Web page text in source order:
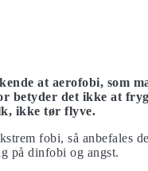
at aerofobi, som
betyder det ikke at
ikke tør flyve.
fobi, så anbefales
på dinfobi og angst.